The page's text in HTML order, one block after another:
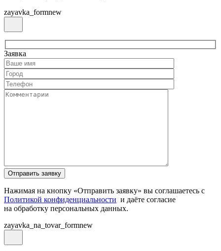
zayavka_formnew
Заявка
Нажимая на кнопку «Отправить заявку» вы соглашаетесь с
Политикой конфиденциальности и даёте согласие
на обработку персональных данных.
zayavka_na_tovar_formnew